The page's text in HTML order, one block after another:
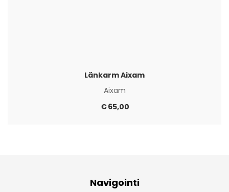
Länkarm Aixam
Aixam
€65,00
Navigointi